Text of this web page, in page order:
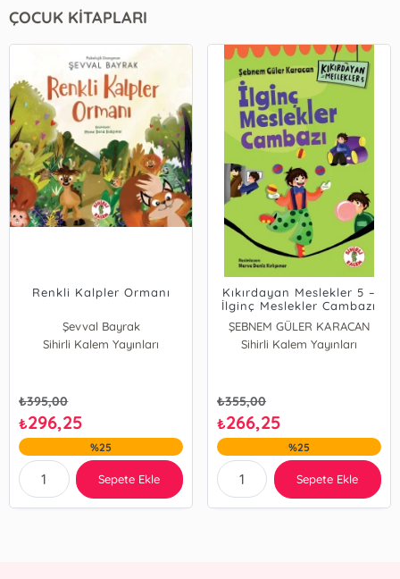
ÇOCUK KİTAPLARI
Renkli Kalpler Ormanı
Şevval Bayrak
Sihirli Kalem Yayınları
₺395,00
₺296,25
%25
Sepete Ekle
Kıkırdayan Meslekler 5 –
İlginç Meslekler Cambazı
ŞEBNEM GÜLER KARACAN
Sihirli Kalem Yayınları
₺355,00
₺266,25
%25
Sepete Ekle